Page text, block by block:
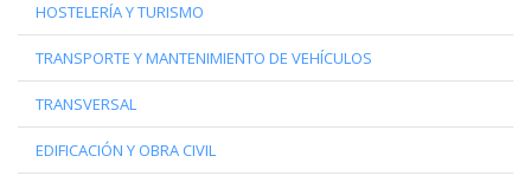
HOSTELERÍA Y TURISMO
TRANSPORTE Y MANTENIMIENTO DE VEHÍCULOS
TRANSVERSAL
EDIFICACIÓN Y OBRA CIVIL